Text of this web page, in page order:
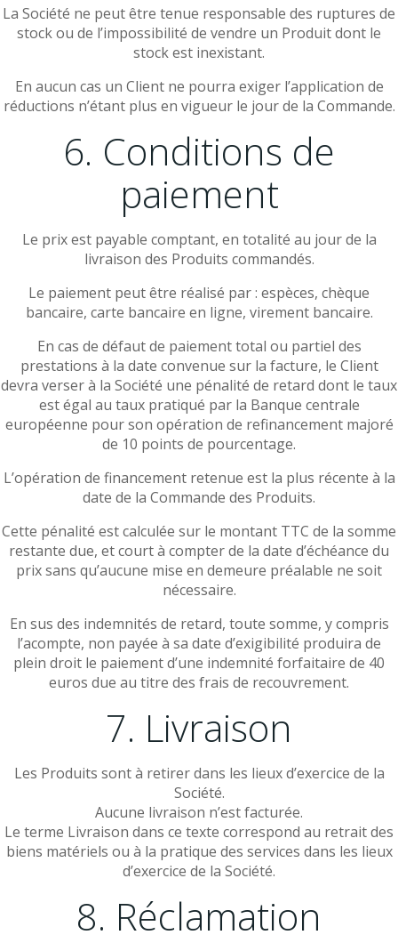
La Société ne peut être tenue responsable des ruptures de
stock ou de l’impossibilité de vendre un Produit dont le
stock est inexistant.
En aucun cas un Client ne pourra exiger l’application de
réductions n’étant plus en vigueur le jour de la Commande.
6. Conditions de
paiement
Le prix est payable comptant, en totalité au jour de la
livraison des Produits commandés.
Le paiement peut être réalisé par : espèces, chèque
bancaire, carte bancaire en ligne, virement bancaire.
En cas de défaut de paiement total ou partiel des
prestations à la date convenue sur la facture, le Client
devra verser à la Société une pénalité de retard dont le taux
est égal au taux pratiqué par la Banque centrale
européenne pour son opération de refinancement majoré
de 10 points de pourcentage.
L’opération de financement retenue est la plus récente à la
date de la Commande des Produits.
Cette pénalité est calculée sur le montant TTC de la somme
restante due, et court à compter de la date d’échéance du
prix sans qu’aucune mise en demeure préalable ne soit
nécessaire.
En sus des indemnités de retard, toute somme, y compris
l’acompte, non payée à sa date d’exigibilité produira de
plein droit le paiement d’une indemnité forfaitaire de 40
euros due au titre des frais de recouvrement.
7. Livraison
Les Produits sont à retirer dans les lieux d’exercice de la
Société.
Aucune livraison n’est facturée.
Le terme Livraison dans ce texte correspond au retrait des
biens matériels ou à la pratique des services dans les lieux
d’exercice de la Société.
8. Réclamation